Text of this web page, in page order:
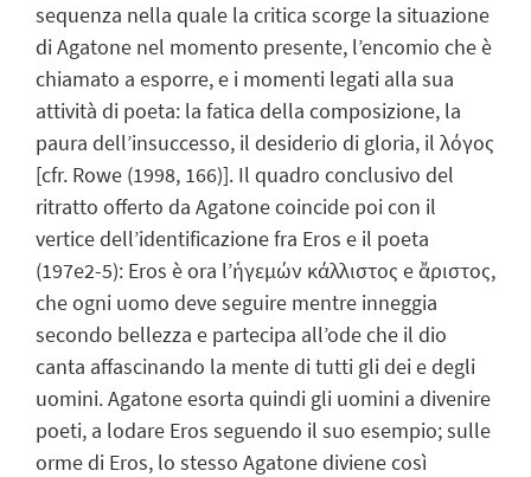
sequenza nella quale la critica scorge la situazione
di Agatone nel momento presente, l’encomio che è
chiamato a esporre, e i momenti legati alla sua
attività di poeta: la fatica della composizione, la
paura dell’insuccesso, il desiderio di gloria, il λόγος
[cfr. Rowe (1998, 166)]. Il quadro conclusivo del
ritratto offerto da Agatone coincide poi con il
vertice dell’identificazione fra Eros e il poeta
(197e2-5): Eros è ora l’ἡγεμών κάλλιστος e ἄριστος,
che ogni uomo deve seguire mentre inneggia
secondo bellezza e partecipa all’ode che il dio
canta affascinando la mente di tutti gli dei e degli
uomini. Agatone esorta quindi gli uomini a divenire
poeti, a lodare Eros seguendo il suo esempio; sulle
orme di Eros, lo stesso Agatone diviene così